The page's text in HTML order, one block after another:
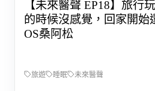
【未來醫聲 EP18】旅行
的時候沒感覺，回家開始
OS桑阿松
旅遊 睡眠 未來醫聲